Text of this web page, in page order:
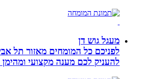
מעגל גוש דן
לפניכם כל המומחים מאזור תל
להעניק לכם מענה מקצועי ומהימן